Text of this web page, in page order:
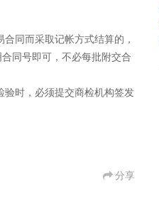
同而采取记帐方式结算的，
同号即可，不必每批附交合
时，必须提交商检机构签发
分享